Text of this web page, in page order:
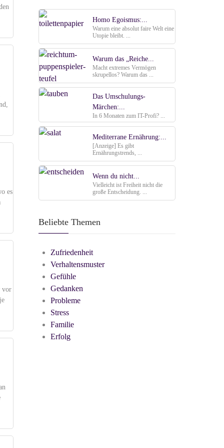
es
vor
Homo Egoismus:...
Warum eine absolut faire Welt eine
Utopie bleibt. ...
Warum das „Reiche...
Macht extremes Vermögen
skrupellos? Warum das ...
Das Umschulungs-
Märchen:...
In 6 Monaten zum IT-Profi? ...
Mediterrane Ernährung:...
[Anzeige] Es gibt
Ernährungstrends, ...
Wenn du nicht...
Vielleicht ist Freiheit nicht die
große Entscheidung. ...
Beliebte Themen
Zufriedenheit
Verhaltensmuster
Gefühle
Gedanken
Probleme
Stress
Familie
Erfolg